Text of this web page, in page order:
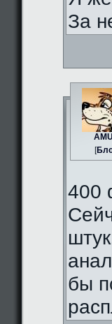
За
[
400
бы